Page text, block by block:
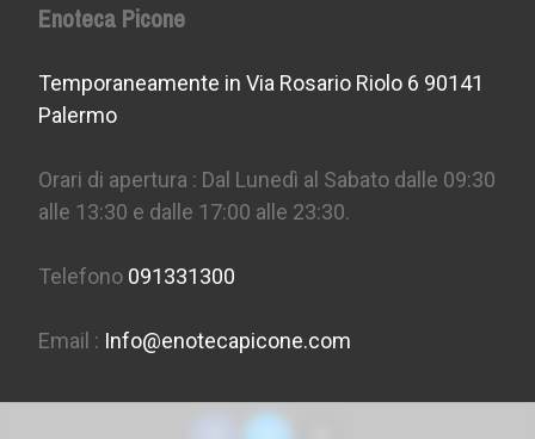
Enoteca Picone
Temporaneamente in Via Rosario Riolo 6 90141
Palermo
Orari di apertura : Dal Lunedì al Sabato dalle 09:30
alle 13:30 e dalle 17:00 alle 23:30.
Telefono 091331300
Email : Info@enotecapicone.com